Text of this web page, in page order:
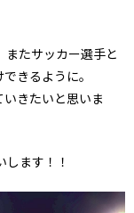
たサッカー選手と
きるように。
きたいと思いま
ます！！